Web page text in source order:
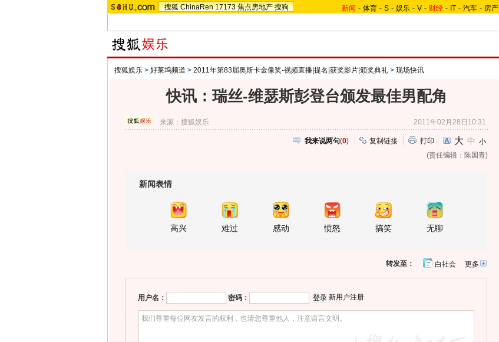
搜狐 ChinaRen 17173 焦点房地产 搜狗 新闻 - 体育 - S - 娱乐 - V - 财经 - IT - 汽车 - 房产
搜狐娱乐 > 好莱坞频道 > 2011年第83届奥斯卡金像奖-视频直播|提名|获奖影片|颁奖典礼 > 现场快讯
快讯：瑞丝-维瑟斯彭登台颁发最佳男配角
来源：搜狐娱乐 2011年02月28日10:31
我来说两句(0) 复制链接 打印 大 中 小
(责任编辑：陈国青)
新闻表情
高兴 难过 感动 愤怒 搞笑 无聊
更多开
转发至： 白社会
用户名： 密码： 新用户注册